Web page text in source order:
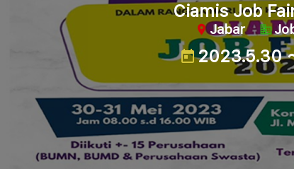
Ciamis Job
Jabar
2023.5.30